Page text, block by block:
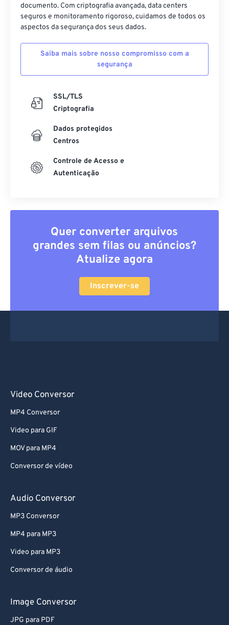
documento. Com criptografia avançada, data centers
seguros e monitoramento rigoroso, cuidamos de todos os
aspectos da segurança dos seus dados.
Saiba mais sobre nosso compromisso com a
segurança
SSL/TLS
Criptografia
Dados protegidos
Centros
Controle de Acesso e
Autenticação
Quer converter arquivos
grandes sem filas ou anúncios?
Atualize agora
Inscrever-se
Video Conversor
MP4 Conversor
Video para GIF
MOV para MP4
Conversor de vídeo
Audio Conversor
MP3 Conversor
MP4 para MP3
Video para MP3
Conversor de áudio
Image Conversor
JPG para PDF